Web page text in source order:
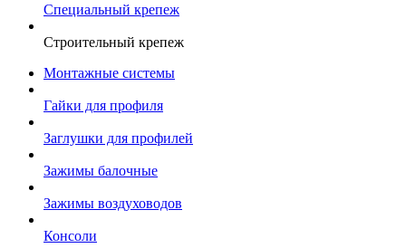
Специальный крепеж
Строительный крепеж
Монтажные системы
Гайки для профиля
Заглушки для профилей
Зажимы балочные
Зажимы воздуховодов
Консоли